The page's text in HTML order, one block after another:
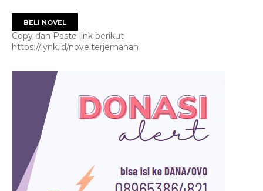
BELI NOVEL
Copy dan Paste link berikut
https://lynk.id/novelterjemahan